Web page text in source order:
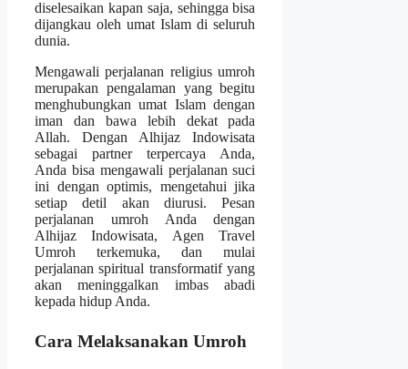
diselesaikan kapan saja, sehingga bisa
dijangkau oleh umat Islam di seluruh
dunia.
Mengawali perjalanan religius umroh
merupakan pengalaman yang begitu
menghubungkan umat Islam dengan
iman dan bawa lebih dekat pada
Allah. Dengan Alhijaz Indowisata
sebagai partner terpercaya Anda,
Anda bisa mengawali perjalanan suci
ini dengan optimis, mengetahui jika
setiap detil akan diurusi. Pesan
perjalanan umroh Anda dengan
Alhijaz Indowisata, Agen Travel
Umroh terkemuka, dan mulai
perjalanan spiritual transformatif yang
akan meninggalkan imbas abadi
kepada hidup Anda.
Cara Melaksanakan Umroh